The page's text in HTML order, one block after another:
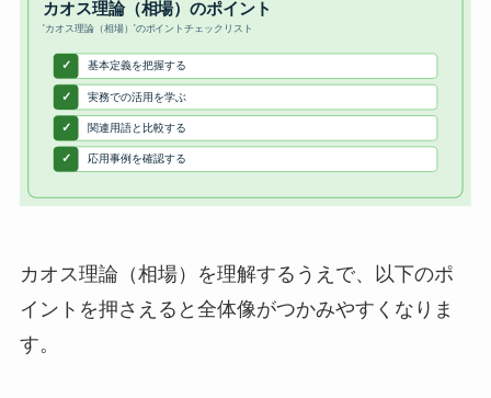
カオス理論（相場）を理解するうえで、以下のポ
イントを押さえると全体像がつかみやすくなりま
す。